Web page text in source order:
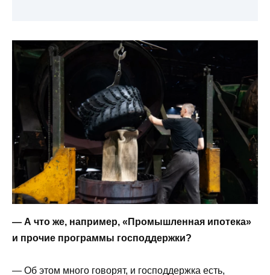
— А что же, например, «Промышленная ипотека»
и прочие программы господдержки?
— Об этом много говорят, и господдержка есть,